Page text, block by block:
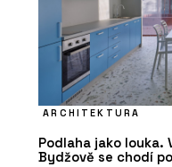
ARCHITEKTURA
Podlaha jako louka.
Bydžově se chodí